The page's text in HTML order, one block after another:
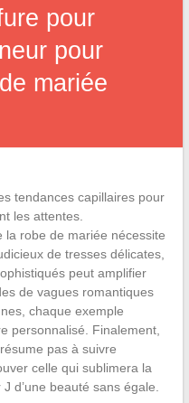
pour
pour
mariée
tendances capillaires pour
les attentes.
la robe de mariée nécessite
de tresses délicates,
peut amplifier
de vagues romantiques
chaque exemple
personnalisé. Finalement,
pas à suivre
celle qui sublimera la
d’une beauté sans égale.